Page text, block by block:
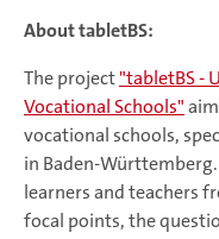
About tabletBS:
The project"tabletBS -
Vocational Schools"
vocational schools,
in Baden-
learners and teachers
focal points, the